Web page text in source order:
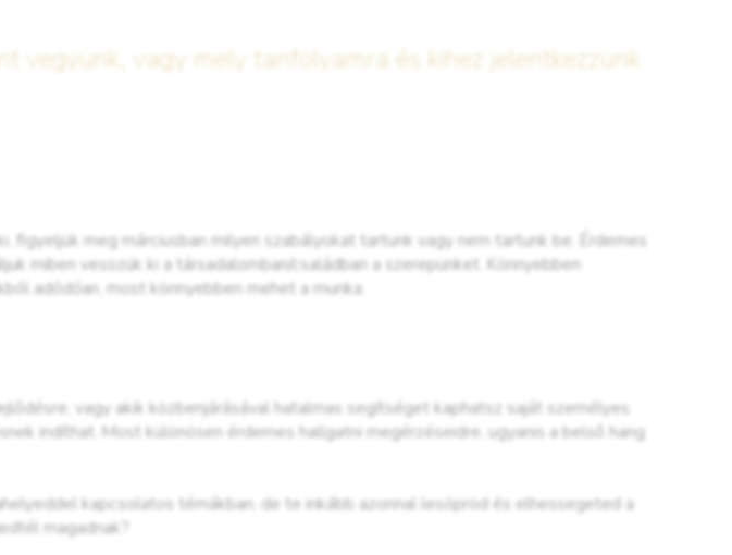
vegyünk, vagy mely tanfolyamra és kihez jelentkezzünk
meg márciusban milyen szabályokat tartunk vagy nem tartunk be. Érdemes
miben vesszük ki a társadalomban/családban a szerepünket. Könnyebben
adódóan, most könnyebben mehet a munka.
vagy akik közbenjárásával hatalmas segítséget kaphatsz saját személyes
indíthat. Most különösen érdemes hallgatni megérzéseidre, ugyanis a belső hang
kapcsolatos témákban, de te inkább azonnal lesöpröd és elhessegeted a
magadnak?